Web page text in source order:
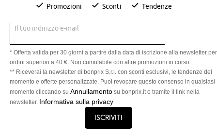
Promozioni Sconti Tendenze
Il tuo indirizzo e-mail
* Offerta valida per 30 giorni a partire dalla data di iscrizione alla newsletter per
ordini superiori a 40 €. Non cumulabile con altre promozioni in corso.
** Riceverai la newsletter di bonprix S.r.l. con sconti esclusivi, le tendenze del
momento e offerte personalizzate. Puoi revocare questo consenso in qualsiasi
momento cliccando su Annullamento su bonprix.it o tramite il link nella
newsletter. Informativa sulla privacy
Iscriviti